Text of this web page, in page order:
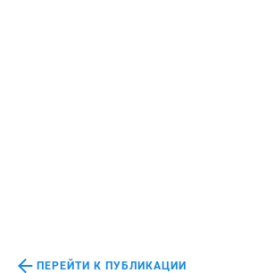
ПЕРЕЙТИ К ПУБЛИКАЦИИ